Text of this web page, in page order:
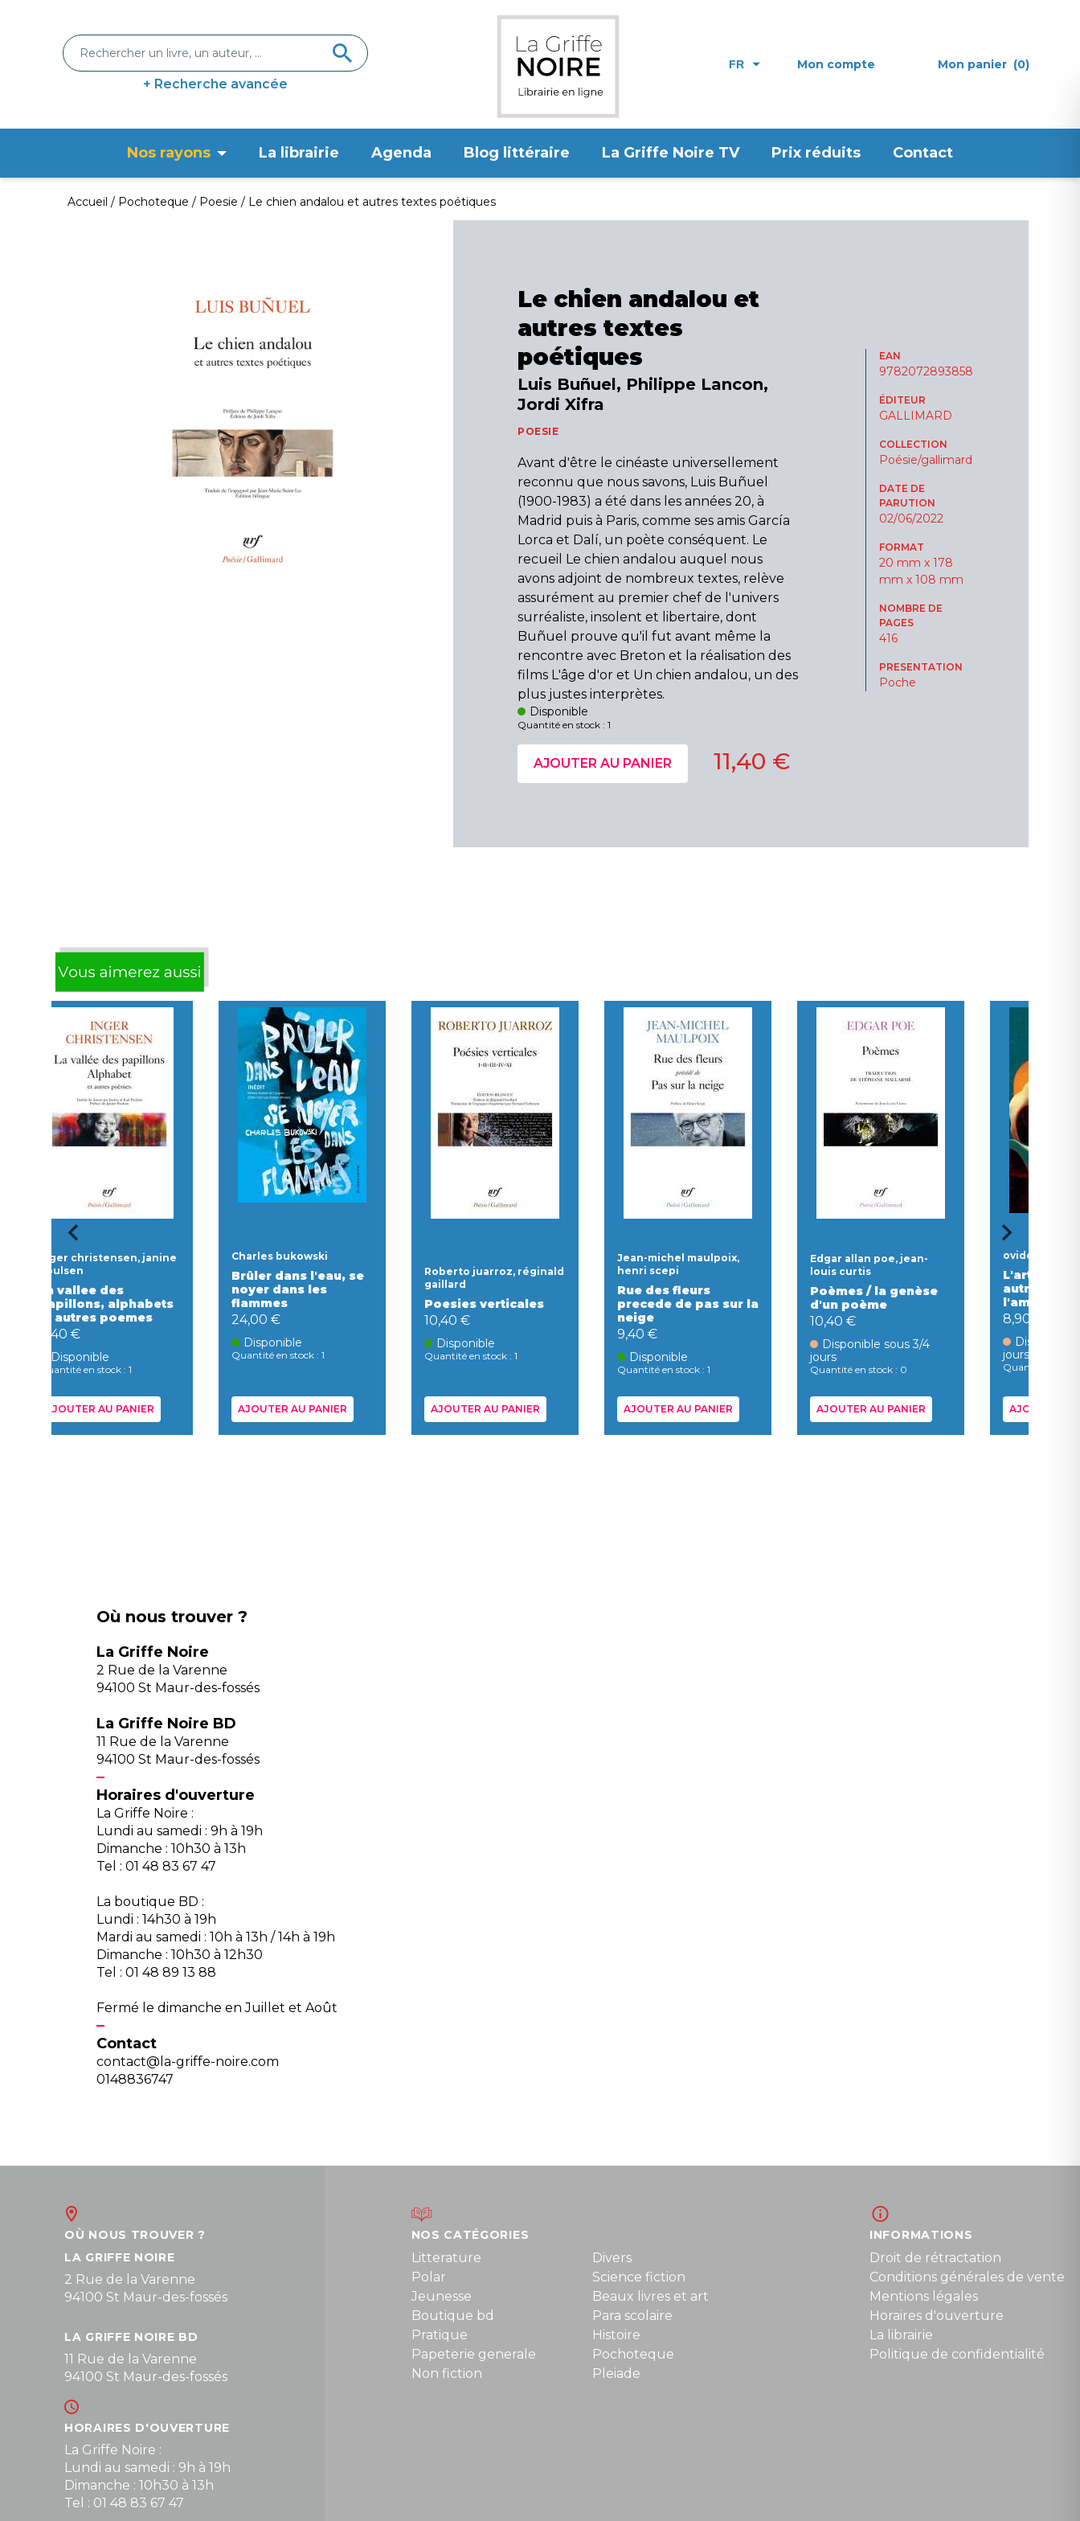
+ Recherche avancée
FR Mon compte Mon panier (0)
Nos rayons La librairie Agenda Blog littéraire La Griffe Noire TV Prix réduits Contact
Accueil Pochoteque Poesie Le chien andalou et autres textes poétiques
Le chien andalou et
autres textes
poétiques
Luis Buñuel, Philippe Lancon,
Jordi Xifra
POESIE
Avant d'être le cinéaste universellement
reconnu que nous savons, Luis Buñuel
(1900-1983) a été dans les années 20, à
Madrid puis à Paris, comme ses amis García
Lorca et Dalí, un poète conséquent. Le
recueil Le chien andalou auquel nous
avons adjoint de nombreux textes, relève
assurément au premier chef de l'univers
surréaliste, insolent et libertaire, dont
Buñuel prouve qu'il fut avant même la
rencontre avec Breton et la réalisation des
films L'âge d'or et Un chien andalou, un des
plus justes interprètes.
Disponible
Quantité en stock : 1
EAN
9782072893858
ÉDITEUR
GALLIMARD
COLLECTION
Poésie/gallimard
DATE DE
PARUTION
02/06/2022
FORMAT
20 mm x 178
mm x 108 mm
NOMBRE DE
PAGES
416
PRESENTATION
Poche
11,40 €
AJOUTER AU PANIER
Inger christensen, janine
poulsen
La vallee des
papillons, alphabets
et autres poemes
11,40 €
Disponible
Quantité en stock : 1
AJOUTER AU PANIER
Charles bukowski
Brûler dans l'eau, se
noyer dans les
flammes
24,00 €
Disponible
Quantité en stock : 1
AJOUTER AU PANIER
Roberto juarroz, réginald
gaillard
Poesies verticales
10,40 €
Disponible
Quantité en stock : 1
AJOUTER AU PANIER
Jean-michel maulpoix,
henri scepi
Rue des fleurs
precede de pas sur la
neige
9,40 €
Disponible
Quantité en stock : 1
AJOUTER AU PANIER
Edgar allan poe, jean-
louis curtis
Poèmes / la genèse
d'un poème
10,40 €
Disponible sous 3/4
jours
Quantité en stock : 0
AJOUTER AU PANIER
ovide
L'art
autres
l'amour
8,90 €
Disponible
jours
Quantité en
AJOUTER AU
Où nous trouver ?
La Griffe Noire
2 Rue de la Varenne
94100 St Maur-des-fossés
La Griffe Noire BD
11 Rue de la Varenne
94100 St Maur-des-fossés
Horaires d'ouverture
La Griffe Noire :
Lundi au samedi : 9h à 19h
Dimanche : 10h30 à 13h
Tel : 01 48 83 67 47
La boutique BD :
Lundi : 14h30 à 19h
Mardi au samedi : 10h à 13h / 14h à 19h
Dimanche : 10h30 à 12h30
Tel : 01 48 89 13 88
Fermé le dimanche en Juillet et Août
Contact
contact@la-griffe-noire.com
0148836747
OÙ NOUS TROUVER ?
LA GRIFFE NOIRE
2 Rue de la Varenne
94100 St Maur-des-fossés
LA GRIFFE NOIRE BD
11 Rue de la Varenne
94100 St Maur-des-fossés
HORAIRES D'OUVERTURE
La Griffe Noire :
Lundi au samedi : 9h à 19h
Dimanche : 10h30 à 13h
Tel : 01 48 83 67 47
NOS CATÉGORIES
Litterature
Polar
Jeunesse
Boutique bd
Pratique
Papeterie generale
Non fiction
Divers
Science fiction
Beaux livres et art
Para scolaire
Histoire
Pochoteque
Pleiade
INFORMATIONS
Droit de rétractation
Conditions générales de vente
Mentions légales
Horaires d'ouverture
La librairie
Politique de confidentialité